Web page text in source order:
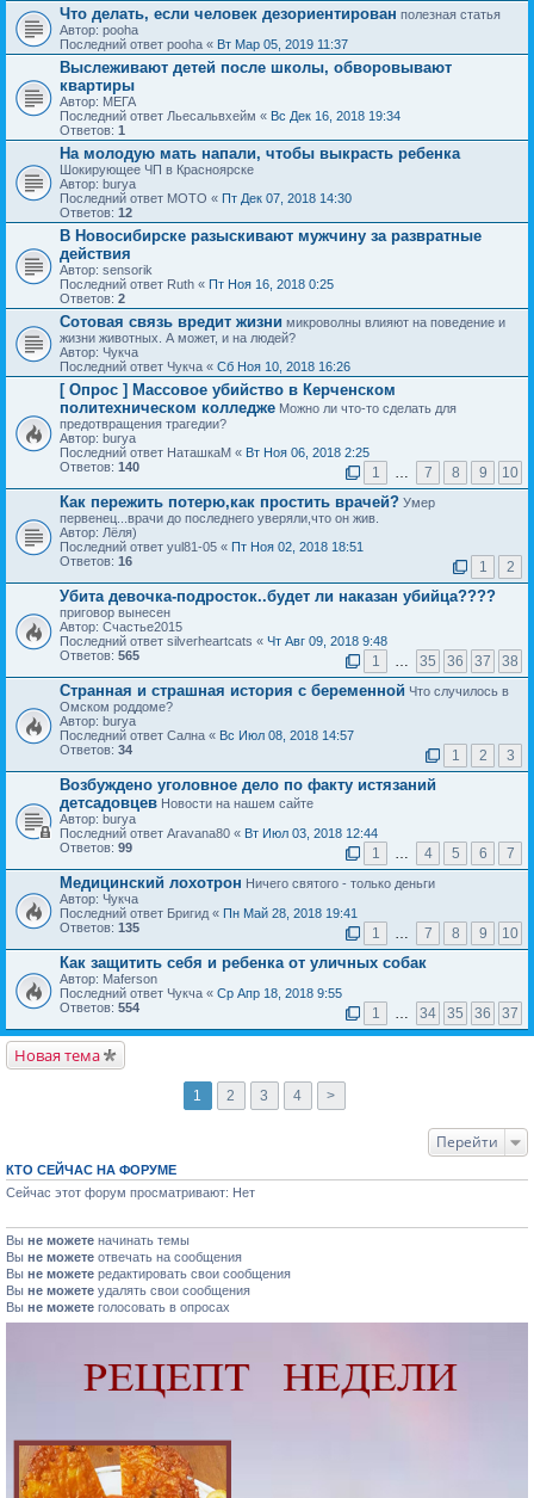
Что делать, если человек дезориентирован полезная статья
Автор: pooha
Последний ответ pooha « Вт Мар 05, 2019 11:37
Выслеживают детей после школы, обворовывают
квартиры
Автор: МЕГА
Последний ответ Льесальвхейм « Вс Дек 16, 2018 19:34
Ответов: 1
На молодую мать напали, чтобы выкрасть ребенка
Шокирующее ЧП в Красноярске
Автор: burya
Последний ответ МОТО « Пт Дек 07, 2018 14:30
Ответов: 12
В Новосибирске разыскивают мужчину за развратные
действия
Автор: sensorik
Последний ответ Ruth « Пт Ноя 16, 2018 0:25
Ответов: 2
Сотовая связь вредит жизни микроволны влияют на поведение и
жизни животных. А может, и на людей?
Автор: Чукча
Последний ответ Чукча « Сб Ноя 10, 2018 16:26
[ Опрос ] Массовое убийство в Керченском
политехническом колледже Можно ли что-то сделать для
предотвращения трагедии?
Автор: burya
Последний ответ НаташкаМ « Вт Ноя 06, 2018 2:25
Ответов: 140 1 … 7 8 9 10
Как пережить потерю,как простить врачей? Умер
первенец...врачи до последнего уверяли,что он жив.
Автор: Лёля)
Последний ответ yul81-05 « Пт Ноя 02, 2018 18:51
Ответов: 16 1 2
Убита девочка-подросток..будет ли наказан убийца????
приговор вынесен
Автор: Счастье2015
Последний ответ silverheartcats « Чт Авг 09, 2018 9:48
Ответов: 565 1 … 35 36 37 38
Странная и страшная история с беременной Что случилось в
Омском роддоме?
Автор: burya
Последний ответ Сална « Вс Июл 08, 2018 14:57
Ответов: 34 1 2 3
Возбуждено уголовное дело по факту истязаний
детсадовцев Новости на нашем сайте
Автор: burya
Последний ответ Aravana80 « Вт Июл 03, 2018 12:44
Ответов: 99 1 … 4 5 6 7
Медицинский лохотрон Ничего святого - только деньги
Автор: Чукча
Последний ответ Бригид « Пн Май 28, 2018 19:41
Ответов: 135 1 … 7 8 9 10
Как защитить себя и ребенка от уличных собак
Автор: Maferson
Последний ответ Чукча « Ср Апр 18, 2018 9:55
Ответов: 554 1 … 34 35 36 37
Новая тема
1 2 3 4 >
Перейти
КТО СЕЙЧАС НА ФОРУМЕ
Сейчас этот форум просматривают: Нет
Вы не можете начинать темы
Вы не можете отвечать на сообщения
Вы не можете редактировать свои сообщения
Вы не можете удалять свои сообщения
Вы не можете голосовать в опросах